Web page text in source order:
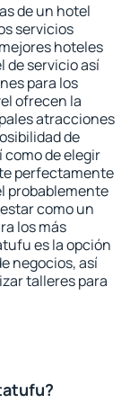
de un hotel
servicios
hoteles
de servicio así
para los
ofrecen la
atracciones
de
de elegir
perfectamente
probablemente
como un
los más
es la opción
negocios, así
talleres para